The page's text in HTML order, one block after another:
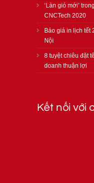
‘Làn gió mới’
CNCTech 2020
Báo giá in lịch tết
Nội
8 tuyệt chiêu đặt
doanh thuận lợi
Kết nối với